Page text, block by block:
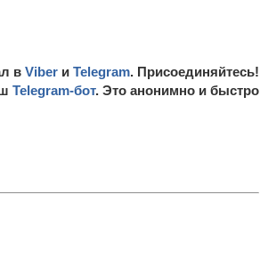
в Viber и Telegram. Присоединяйтесь!
Telegram-бот. Это анонимно и быстро